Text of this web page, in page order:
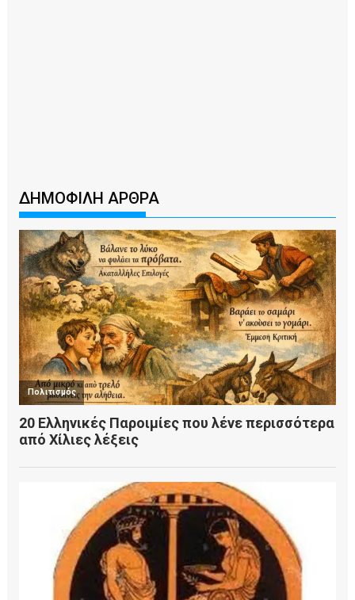
ΔΗΜΟΦΙΛΗ ΑΡΘΡΑ